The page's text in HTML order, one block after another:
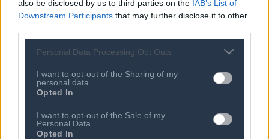
also be disclosed by us to third parties on the IAB’s List of
Downstream Participants that may further disclose it to other
Personal Data Processing Opt Outs
I want to opt-out of the Sharing of my
personal data.
Opted In
I want to opt-out of the Sale of my
Personal Data.
Opted In
Ο Τραμπ διαψεύδει τα σενάρια ρήξης
με τον Χέγκσεθ για τις ελλείψεις
πυρομαχικών